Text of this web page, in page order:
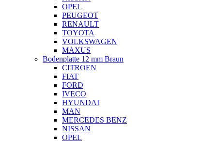
OPEL
PEUGEOT
RENAULT
TOYOTA
VOLKSWAGEN
MAXUS
Bodenplatte 12 mm Braun
CITROEN
FIAT
FORD
IVECO
HYUNDAI
MAN
MERCEDES BENZ
NISSAN
OPEL